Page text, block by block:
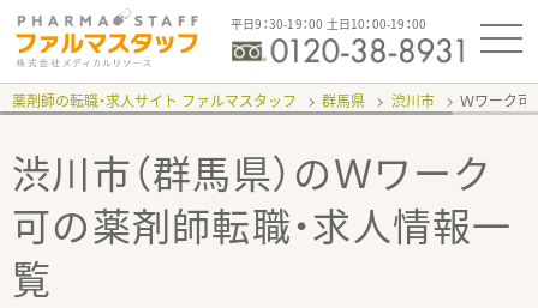
平日9：30-19：00 土日10：00-19：00
薬剤師の転職・求人サイト ファルマスタッフ 群馬県 渋川市 Ｗワーク可
渋川市（群馬県）のＷワーク
可の薬剤師転職・求人情報一
覧